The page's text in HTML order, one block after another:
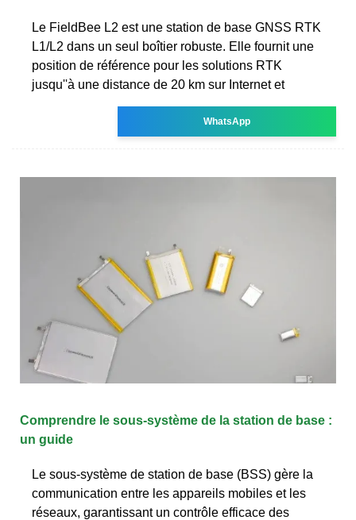
Le FieldBee L2 est une station de base GNSS RTK
L1/L2 dans un seul boîtier robuste. Elle fournit une
position de référence pour les solutions RTK
jusqu''à une distance de 20 km sur Internet et
WhatsApp
Comprendre le sous-système de la station de base :
un guide
Le sous-système de station de base (BSS) gère la
communication entre les appareils mobiles et les
réseaux, garantissant un contrôle efficace des